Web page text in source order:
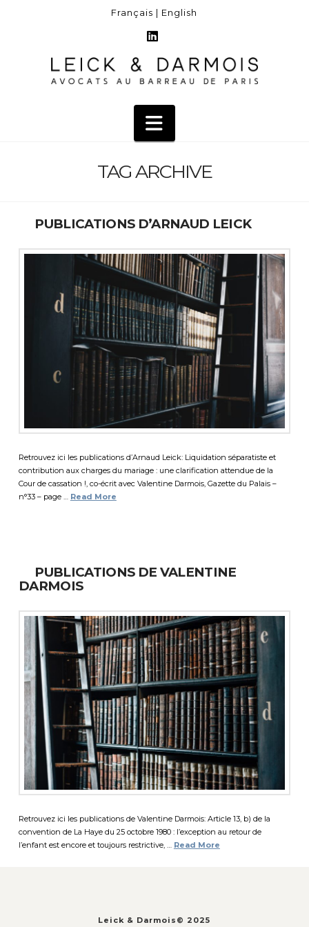
Français | English
LinkedIn
Navigation
TAG ARCHIVE
PUBLICATIONS D’ARNAUD LEICK
Retrouvez ici les publications d’Arnaud Leick: Liquidation séparatiste et
contribution aux charges du mariage : une clarification attendue de la
Cour de cassation !, co-écrit avec Valentine Darmois, Gazette du Palais –
n°33 – page … Read More
PUBLICATIONS DE VALENTINE
DARMOIS
Retrouvez ici les publications de Valentine Darmois: Article 13, b) de la
convention de La Haye du 25 octobre 1980 : l’exception au retour de
l’enfant est encore et toujours restrictive, … Read More
Leick & Darmois© 2025